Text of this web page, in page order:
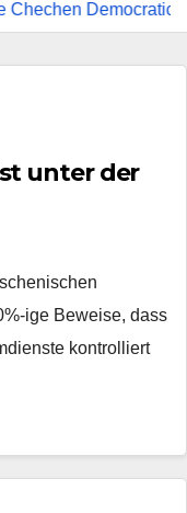
Democratic Party
unter der
ige Beweise, dass
kontrolliert